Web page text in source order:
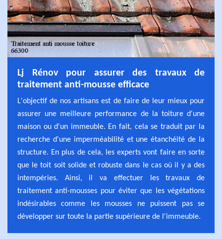
Lj Rénov pour assurer des travaux de
traitement anti-mousse efficace
L'objectif de nos artisans est de faire de leur mieux pour
assurer une meilleure performance de la toiture d'une
maison ou d'un immeuble. En fait, cela se traduit par la
recherche d'une imperméabilité et une étanchéité de la
structure. En plus de cela, les experts vont faire en sorte
que le toit soit solide et robuste dans le cas où il y a des
intempéries. Ainsi, il va effectuer les travaux de
traitement anti-mousses pour éviter que les végétations
indésirables comme les mousses ne puissent pas se
développer sur toute la partie supérieure de l'immeuble.